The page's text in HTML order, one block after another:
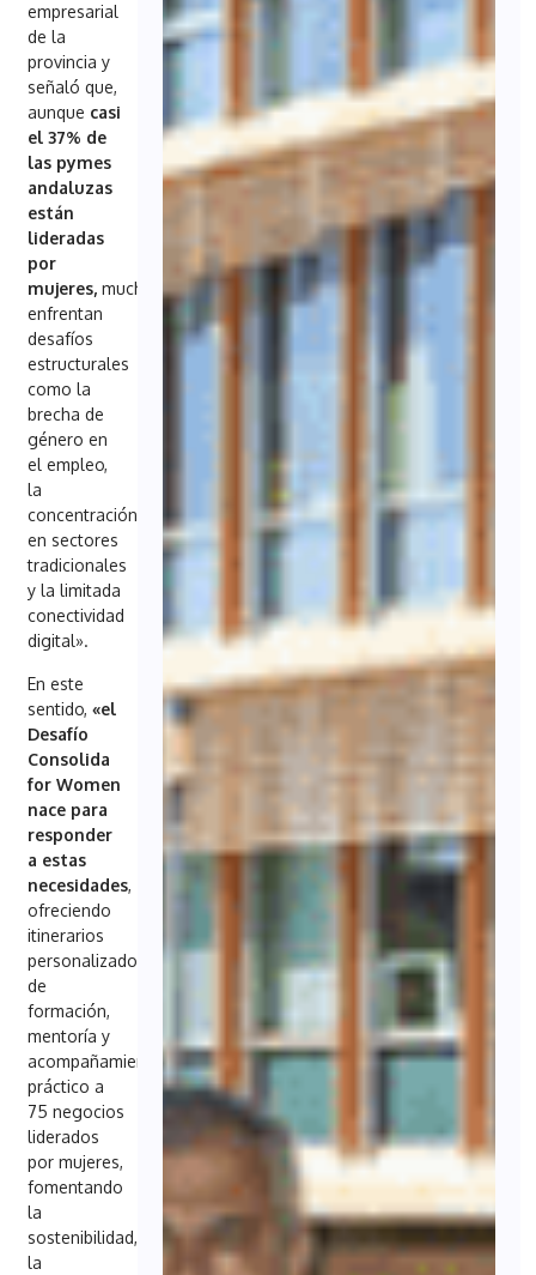
empresarial
de la
provincia y
señaló que,
aunque casi
el 37% de
las pymes
andaluzas
están
lideradas
por
mujeres, muchas
enfrentan
desafíos
estructurales
como la
brecha de
género en
el empleo,
la
concentración
en sectores
tradicionales
y la limitada
conectividad
digital».
En este
sentido,«el
Desafío
Consolida
for Women
nace para
responder
a estas
necesidades,
ofreciendo
itinerarios
personalizados
de
formación,
mentoría y
acompañamiento
práctico a
75 negocios
liderados
por mujeres,
fomentando
la
sostenibilidad,
la